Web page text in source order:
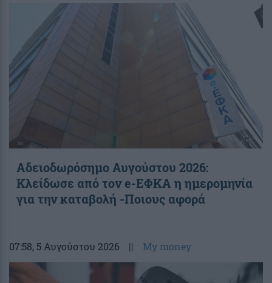
Αδειοδωρόσημο Αυγούστου 2026:
Κλείδωσε από τον e-ΕΦΚΑ η ημερομηνία
για την καταβολή -Ποιους αφορά
07:58, 5 Αυγούστου 2026 || My money